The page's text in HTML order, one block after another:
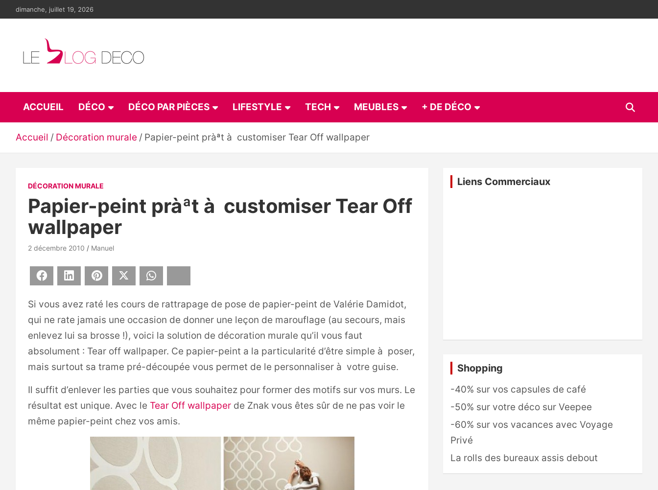
Allerdimanche, juillet 19, 2026
Le blog déco
ACCUEIL DÉCO DÉCO PAR PIÈCES LIFESTYLE TECH MEUBLES + DE DÉCO
Accueil Décoration murale Papier-peint pràªt à customiser Tear Off wallpaper
DÉCORATION MURALE
Papier-peint pràªt à customiser Tear Off
wallpaper
2 décembre 2010 Manuel
Facebook LinkedIn Pinterest
Si vous avez raté les cours de rattrapage de pose de papier-peint de Valérie Damidot,
qui ne rate jamais une occasion de donner une leçon de marouflage (au secours, mais
enlevez lui sa brosse !), voici la solution de décoration murale qu’il vous faut
absolument : Tear off wallpaper. Ce papier-peint a la particularité d’être simple à poser,
mais surtout sa trame pré-découpée vous permet de le personnaliser à votre guise.
Il suffit d’enlever les parties que vous souhaitez pour former des motifs sur vos murs. Le
résultat est unique. Avec le Tear Off wallpaper de Znak vous êtes sûr de ne pas voir le
même papier-peint chez vos amis.
Liens Commerciaux
Shopping
-40% sur vos capsules de café
-50% sur votre déco sur Veepee
-60% sur vos vacances avec Voyage
Privé
La rolls des bureaux assis debout